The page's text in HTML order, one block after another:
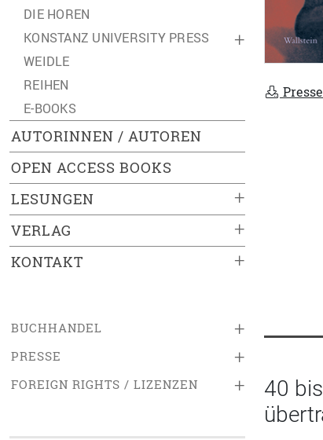
DIE HOREN
+
KONSTANZ UNIVERSITY PRESS
WEIDLE
REIHEN
E-BOOKS
AUTORINNEN / AUTOREN
OPEN ACCESS BOOKS
+
LESUNGEN
+
VERLAG
+
KONTAKT
+
BUCHHANDEL
+
PRESSE
+
FOREIGN RIGHTS / LIZENZEN
40